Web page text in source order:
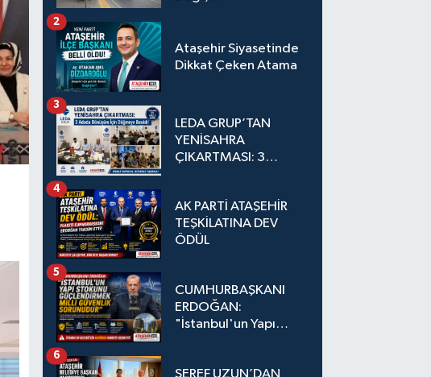
Ataşehir Siyasetinde
Dikkat Çeken Atama
2
LEDA GRUP’TAN
YENİSAHRA
ÇIKARTMASI: 3
3
AK PARTİ ATAŞEHİR
TEŞKİLATINA DEV
ÖDÜL
4
CUMHURBAŞKANI
ERDOĞAN:
"İstanbul'un Yapı
5
ŞEREF UZUN’DAN
6